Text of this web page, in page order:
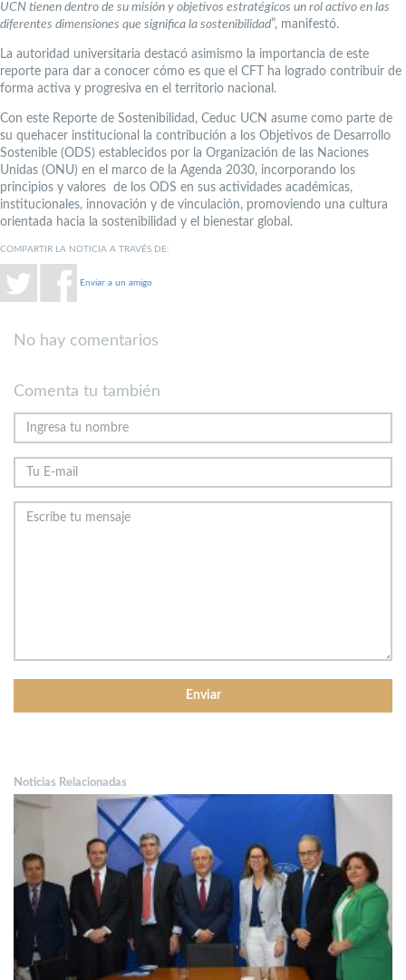
UCN tienen dentro de su misión y objetivos estratégicos un rol activo en las
diferentes dimensiones que significa la sostenibilidad”, manifestó.
La autoridad universitaria destacó asimismo la importancia de este
reporte para dar a conocer cómo es que el CFT ha logrado contribuir de
forma activa y progresiva en el territorio nacional.
Con este Reporte de Sostenibilidad, Ceduc UCN asume como parte de
su quehacer institucional la contribución a los Objetivos de Desarrollo
Sostenible (ODS) establecidos por la Organización de las Naciones
Unidas (ONU) en el marco de la Agenda 2030, incorporando los
principios y valores de los ODS en sus actividades académicas,
institucionales, innovación y de vinculación, promoviendo una cultura
orientada hacia la sostenibilidad y el bienestar global.
COMPARTIR LA NOTICIA A TRAVÉS DE:
Enviar a un amigo
No hay comentarios
Comenta tu también
Noticias Relacionadas